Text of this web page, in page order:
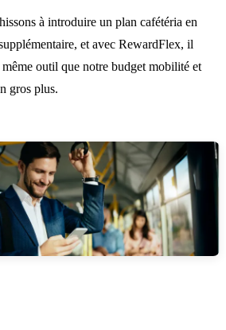
à introduire un plan cafétéria en
et avec RewardFlex, il
outil que notre budget mobilité et
gros plus.